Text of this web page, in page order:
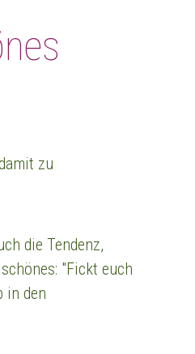
zu
die Tendenz,
"Fickt euch
in den